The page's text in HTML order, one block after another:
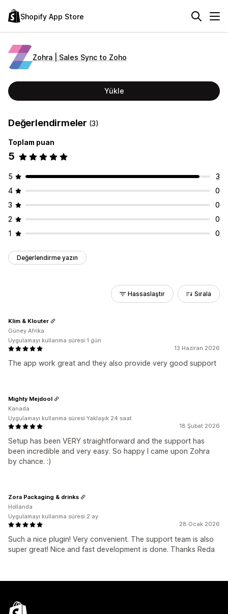
Shopify App Store
Zohra | Sales Sync to Zoho
Yükle
Değerlendirmeler (3)
Toplam puan
5
5
3
4
0
3
0
2
0
1
0
Değerlendirme yazın
Hassaslaştır Sırala
13 Haziran 2026
The app work great and they also provide very good support
Klim & Klouter
Güney Afrika
Uygulamayı kullanma süresi:1 gün
18 Şubat 2026
Setup has been VERY straightforward and the support has
been incredible and very easy. So happy I came upon Zohra
by chance. :)
Mighty Mejdool
Kanada
Uygulamayı kullanma süresi:Yaklaşık 24 saat
28 Ocak 2026
Such a nice plugin! Very convenient. The support team is also
super great! Nice and fast development is done. Thanks Reda
Zora Packaging & drinks
Hollanda
Uygulamayı kullanma süresi:2 ay